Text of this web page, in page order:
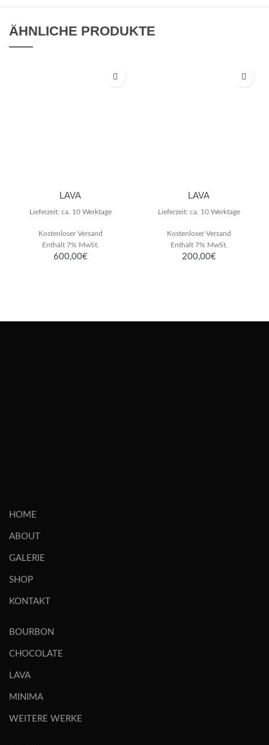
ÄHNLICHE PRODUKTE
LAVA
600,00€
Enthält 7% MwSt.
Kostenloser Versand
Lieferzeit: ca. 10 Werktage
LAVA
200,00€
Enthält 7% MwSt.
Kostenloser Versand
Lieferzeit: ca. 10 Werktage
HOME
ABOUT
GALERIE
SHOP
KONTAKT
BOURBON
CHOCOLATE
LAVA
MINIMA
WEITERE WERKE